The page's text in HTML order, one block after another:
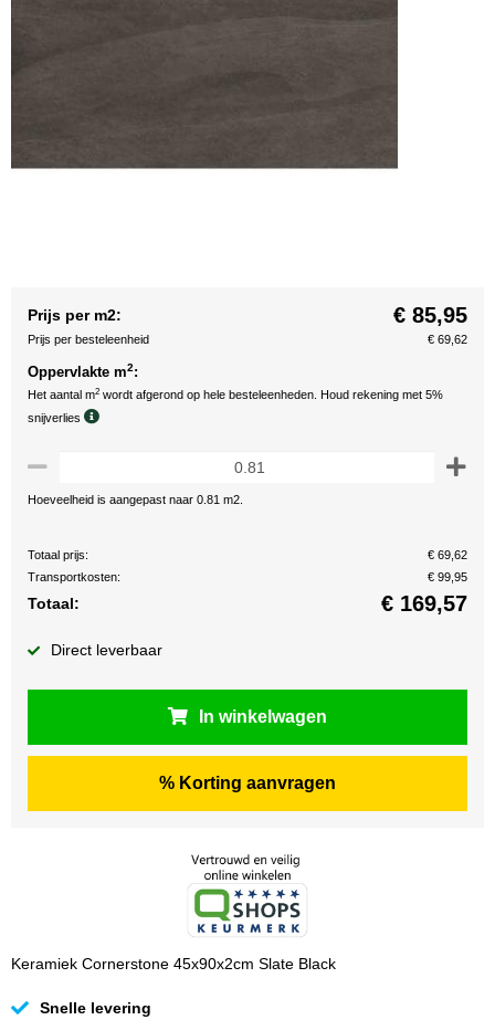
Prijs per m2: € 85,95
Prijs per besteleenheid € 69,62
Oppervlakte m2:
Het aantal m2 wordt afgerond op hele besteleenheden. Houd rekening met 5%
snijverlies
Hoeveelheid is aangepast naar 0.81 m2.
Totaal prijs:
€ 69,62
Transportkosten:
€ 99,95
Totaal: € 169,57
Direct leverbaar
In winkelwagen
% Korting aanvragen
Keramiek Cornerstone 45x90x2cm Slate Black
Snelle levering